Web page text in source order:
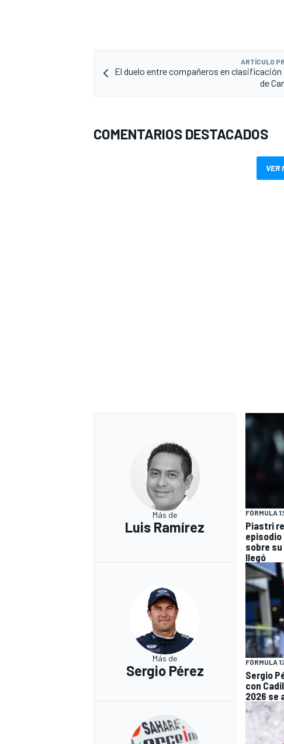
ARTÍCULO
El duelo entre compañeros en clasificación
de
COMENTARIOS DESTACADOS
VER
Más de
Luis Ramírez
FÓRMULA 1
Piastri
episodio
sobre
llegó
Más de
Sergio Pérez
FÓRMULA 1
Sergio
con
2026 se